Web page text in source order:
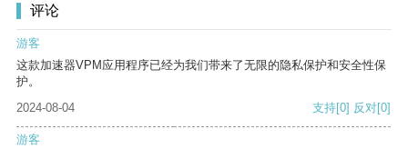
评论
游客
这款加速器VPM应用程序已经为我们带来了无限的隐私保护和安全性保
护。
2024-08-04
支持[0] 反对[0]
游客